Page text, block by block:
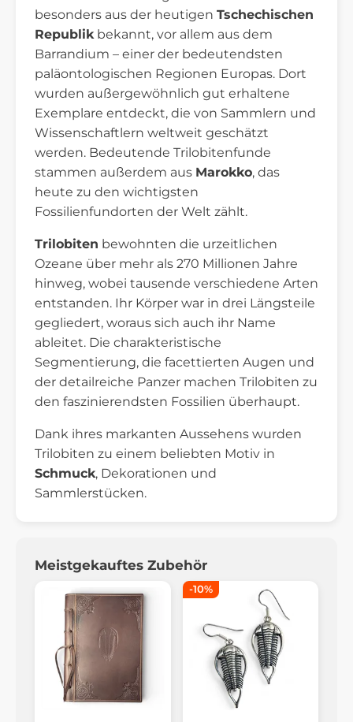
besonders aus der heutigen Tschechischen
Republik bekannt, vor allem aus dem
Barrandium – einer der bedeutendsten
paläontologischen Regionen Europas. Dort
wurden außergewöhnlich gut erhaltene
Exemplare entdeckt, die von Sammlern und
Wissenschaftlern weltweit geschätzt
werden. Bedeutende Trilobitenfunde
stammen außerdem aus Marokko, das
heute zu den wichtigsten
Fossilienfundorten der Welt zählt.
Trilobiten bewohnten die urzeitlichen
Ozeane über mehr als 270 Millionen Jahre
hinweg, wobei tausende verschiedene Arten
entstanden. Ihr Körper war in drei Längsteile
gegliedert, woraus sich auch ihr Name
ableitet. Die charakteristische
Segmentierung, die facettierten Augen und
der detailreiche Panzer machen Trilobiten zu
den faszinierendsten Fossilien überhaupt.
Dank ihres markanten Aussehens wurden
Trilobiten zu einem beliebten Motiv in
Schmuck, Dekorationen und
Sammlerstücken.
Meistgekauftes Zubehör
-10%